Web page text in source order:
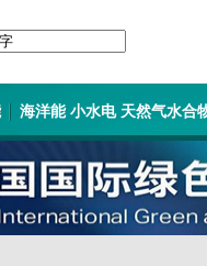
海洋能 小水电 天然气水合